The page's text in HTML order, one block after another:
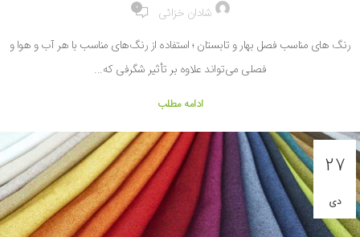
شادان خزائی 0
رنگ‌ های مناسب فصل بهار و تابستان ؛ استفاده از رنگ‌های مناسب با هر آب و هوا و
فصلی می‌تواند علاوه بر تأثیر شگرفی که...
ادامه مطلب
27
دی